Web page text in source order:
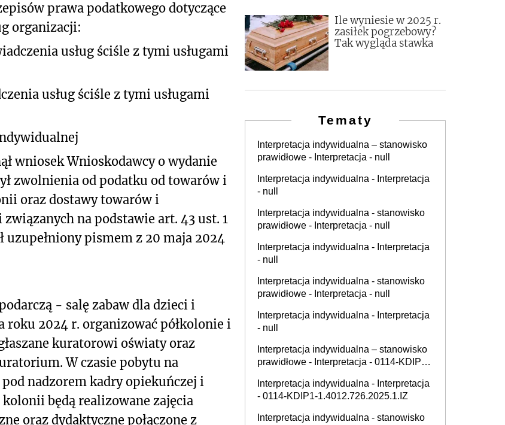
prawa podatkowego dotyczące
organizacji:
usług ściśle z tymi usługami
usług ściśle z tymi usługami
wniosek Wnioskodawcy o wydanie
zwolnienia od podatku od towarów i
oraz dostawy towarów i
na podstawie art. 43 ust. 1
uzupełniony pismem z 20 maja 2024
- salę zabaw dla dzieci i
roku 2024 r. organizować półkolonie i
kuratorowi oświaty oraz
W czasie pobytu na
nadzorem kadry opiekuńczej i
będą realizowane zajęcia
oraz dydaktyczne połączone z
Ile wyniesie w 2025 r.
zasiłek pogrzebowy?
Tak wygląda stawka
Tematy
Interpretacja indywidualna – stanowisko
prawidłowe - Interpretacja - null
Interpretacja indywidualna - Interpretacja
- null
Interpretacja indywidualna - stanowisko
prawidłowe - Interpretacja - null
Interpretacja indywidualna - Interpretacja
- null
Interpretacja indywidualna - stanowisko
prawidłowe - Interpretacja - null
Interpretacja indywidualna - Interpretacja
- null
Interpretacja indywidualna – stanowisko
prawidłowe - Interpretacja - 0114-KDIP4-
Interpretacja indywidualna - Interpretacja
- 0114-KDIP1-1.4012.726.2025.1.IZ
Interpretacja indywidualna - stanowisko